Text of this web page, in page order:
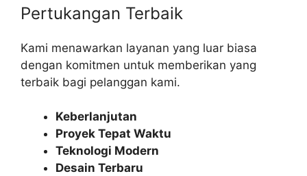
Pertukangan Terbaik​
Kami menawarkan layanan yang luar biasa
dengan komitmen untuk memberikan yang
terbaik bagi pelanggan kami.
Keberlanjutan
Proyek Tepat Waktu
Teknologi Modern
Desain Terbaru